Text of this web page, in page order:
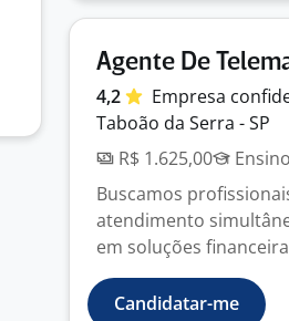
Agente De
4,2 Empresa
Taboão da Serra - SP
R$ 1.625,00
Buscamos
atendimento
em soluções
Candidatar-me